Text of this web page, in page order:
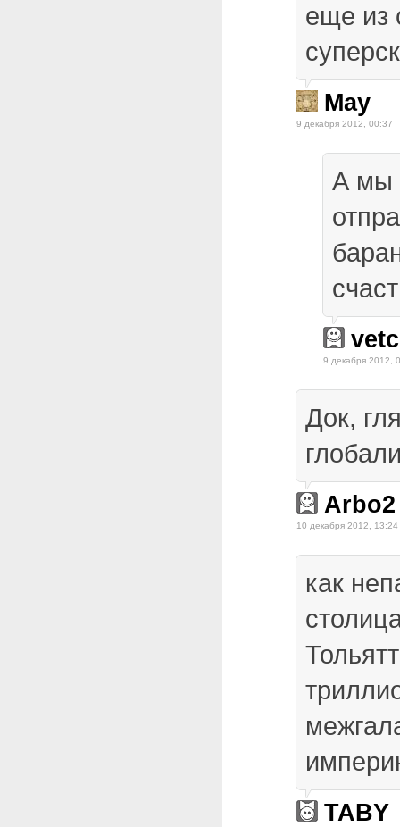
еще из
May
9 декабря 2012, 00:37
А мы
9 декабря 2012,
Док,
Arbo2
10 декабря 2012, 13:24
как
TABY